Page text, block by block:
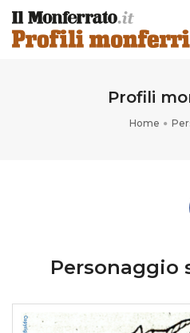
Profili
Home
Personaggio